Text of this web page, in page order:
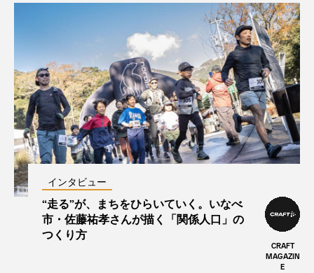
インタビュー
“走る”が、まちをひらいていく。いなべ
市・佐藤祐孝さんが描く「関係人口」の
つくり方
CRAFT
MAGAZIN
E